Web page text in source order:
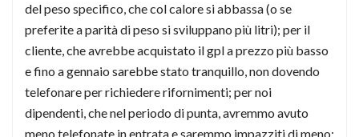
del peso specifico, che col calore si abbassa (o se
preferite a parità di peso si sviluppano più litri); per il
cliente, che avrebbe acquistato il gpl a prezzo più basso
e fino a gennaio sarebbe stato tranquillo, non dovendo
telefonare per richiedere rifornimenti; per noi
dipendenti, che nel periodo di punta, avremmo avuto
meno telefonate in entrata e saremmo impazziti di meno;